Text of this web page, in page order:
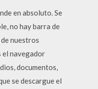
en absoluto. Se
no hay barra de
nuestros
el navegador
documentos,
se descargue el